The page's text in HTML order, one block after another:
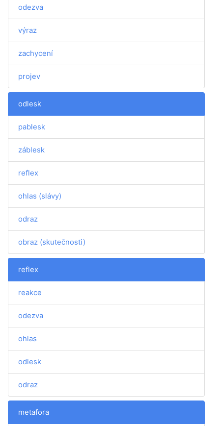
odezva
výraz
zachycení
projev
odlesk
pablesk
záblesk
reflex
ohlas (slávy)
odraz
obraz (skutečnosti)
reflex
reakce
odezva
ohlas
odlesk
odraz
metafora